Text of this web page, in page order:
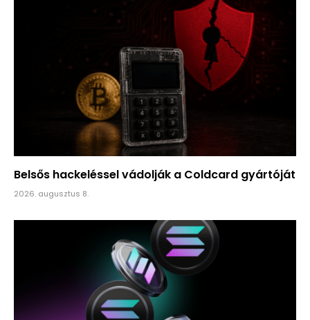
Belsős hackeléssel vádolják a Coldcard gyártóját
2026. augusztus 8.